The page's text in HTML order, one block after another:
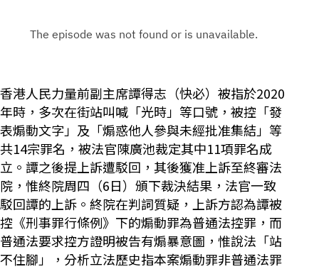
香港人民力量前副主席譚得志（快必）被指於2020
年時，多次在街站叫喊「光時」等口號，被控「發
表煽動文字」及「煽惑他人參與未經批准集結」等
共14宗罪名，被法官陳廣池裁定其中11項罪名成
立。譚之後提上訴遭駁回，其後獲准上訴至終審法
院，惟終院周四（6日）頒下裁決結果，法官一致
駁回譚的上訴。終院在判詞質疑，上訴方認為譚被
控《刑事罪行條例》下的煽動罪為普通法控罪，而
普通法要求控方證明被告有煽暴意圖，惟說法「站
不住腳」，分析立法歷史指本案煽動罪非普通法罪